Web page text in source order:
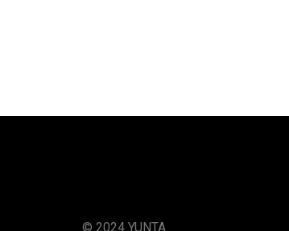
© 2024 YUNTA